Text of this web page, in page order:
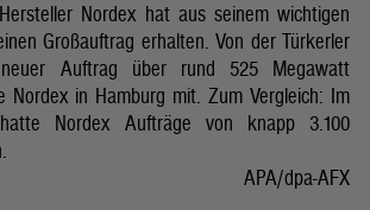
Nordex hat aus seinem wichtigen
Großauftrag erhalten. Von der Türkerler
Auftrag über rund 525 Megawatt
Nordex in Hamburg mit. Zum Vergleich: Im
Nordex Aufträge von knapp 3.100
APA/dpa-AFX